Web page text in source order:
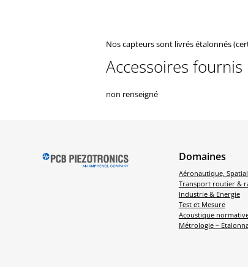
Nos capteurs sont livrés étalonnés
Accessoires fournis
non renseigné
Domaines
Aéronautique,
Transport routier &
Industrie & Energie
Test et Mesure
Acoustique
Métrologie –